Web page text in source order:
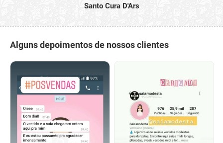
Santo Cura D'Ars
Alguns depoimentos de nossos clientes